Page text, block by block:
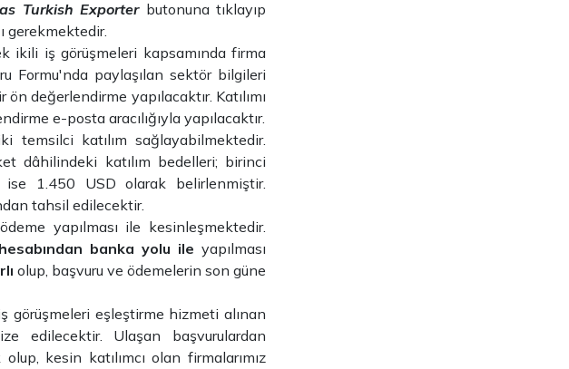
Turkish Exporterbutonuna tıklayıp
gerekmektedir.
ikili iş görüşmeleri kapsamında firma
Formu'nda paylaşılan sektör bilgileri
değerlendirme yapılacaktır. Katılımı
e-posta aracılığıyla yapılacaktır.
katılım sağlayabilmektedir.
dâhilindeki katılım bedelleri; birinci
1.450 USD olarak belirlenmiştir.
tahsil edilecektir.
yapılması ile kesinleşmektedir.
banka yolu ile yapılması
olup, başvuru ve ödemelerin son güne
görüşmeleri eşleştirme hizmeti alınan
edilecektir. Ulaşan başvurulardan
kesin katılımcı olan firmalarımız